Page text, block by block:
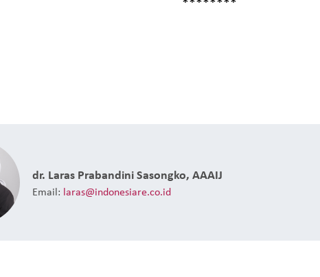
dr. Laras Prabandini Sasongko, AAAIJ
Email: laras@indonesiare.co.id